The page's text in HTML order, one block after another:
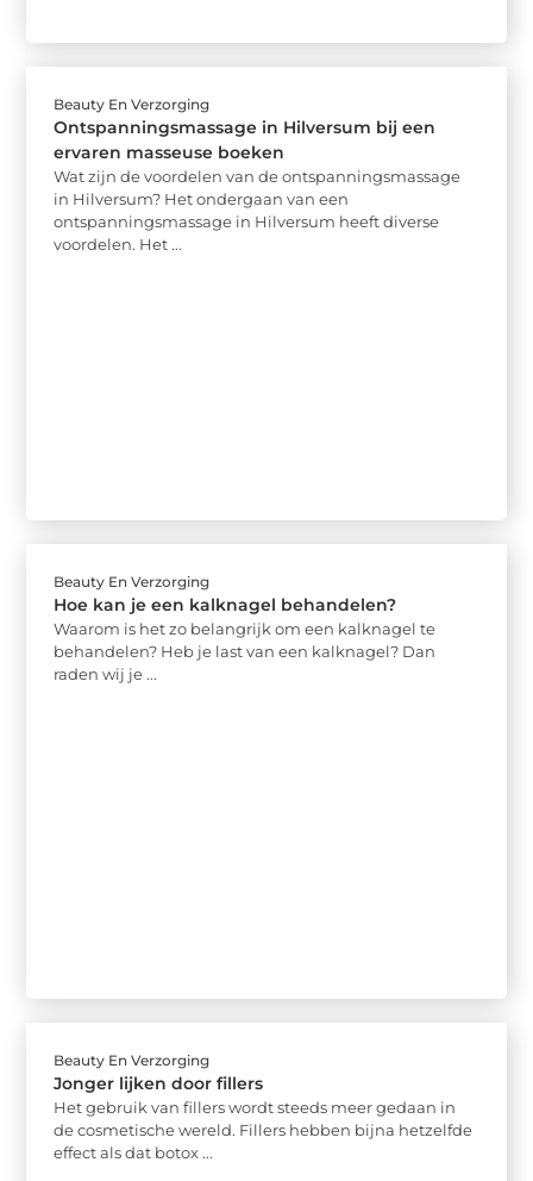
Beauty En Verzorging
Ontspanningsmassage in Hilversum bij een
ervaren masseuse boeken
Wat zijn de voordelen van de ontspanningsmassage
in Hilversum? Het ondergaan van een
ontspanningsmassage in Hilversum heeft diverse
voordelen. Het ...
Beauty En Verzorging
Hoe kan je een kalknagel behandelen?
Waarom is het zo belangrijk om een kalknagel te
behandelen? Heb je last van een kalknagel? Dan
raden wij je ...
Beauty En Verzorging
Jonger lijken door fillers
Het gebruik van fillers wordt steeds meer gedaan in
de cosmetische wereld. Fillers hebben bijna hetzelfde
effect als dat botox ...